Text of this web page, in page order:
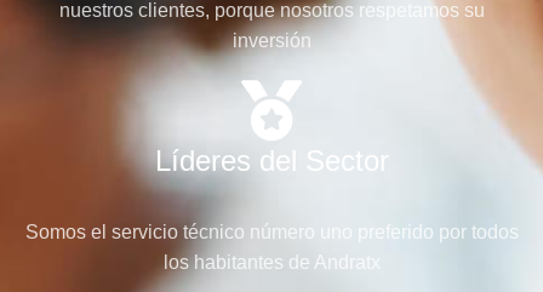
nuestros clientes, porque nosotros respetamos su
inversión
Líderes del Sector
Somos el servicio técnico número uno preferido por todos
los habitantes de Andratx